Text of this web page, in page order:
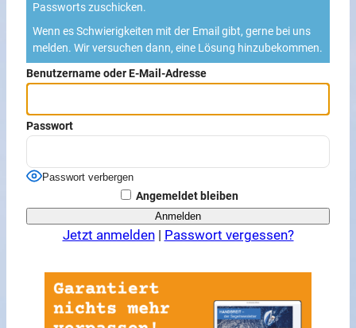
Passworts zuschicken.
Wenn es Schwierigkeiten mit der Email gibt, gerne bei uns
melden. Wir versuchen dann, eine Lösung hinzubekommen.
Benutzername oder E-Mail-Adresse
Passwort
Passwort verbergen
Angemeldet bleiben
Jetzt anmelden| Passwort vergessen?